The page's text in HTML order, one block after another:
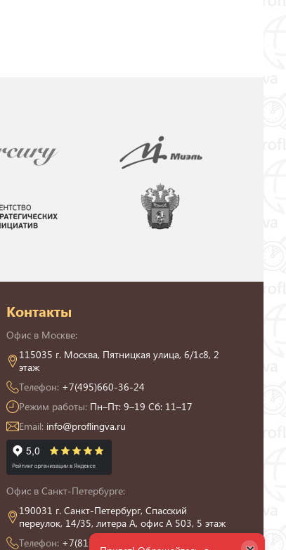
Контакты
Офис в Москве:
115035 г. Москва, Пятницкая улица, 6/1с8, 2
этаж
Телефон: +7(495)660-36-24
Режим работы: Пн–Пт: 9–19 Сб: 11–17
Email: info@proflingva.ru
Офис в Санкт-Петербурге:
190031 г. Санкт-Петербург, Спасский
переулок, 14/35, литера А, офис А 503, 5 этаж
Телефон: +7(812)426-13-21